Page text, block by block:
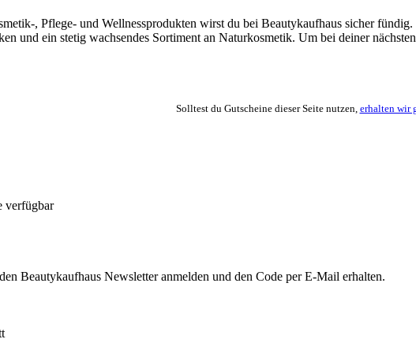
, Pflege- und Wellnessprodukten wirst du bei Beautykaufhaus sicher
und ein stetig wachsendes Sortiment an Naturkosmetik. Um bei deiner
Solltest du Gutscheine dieser Seite nutzen, erhalten wir
verfügbar
Beautykaufhaus Newsletter anmelden und den Code per E-Mail erhalten.